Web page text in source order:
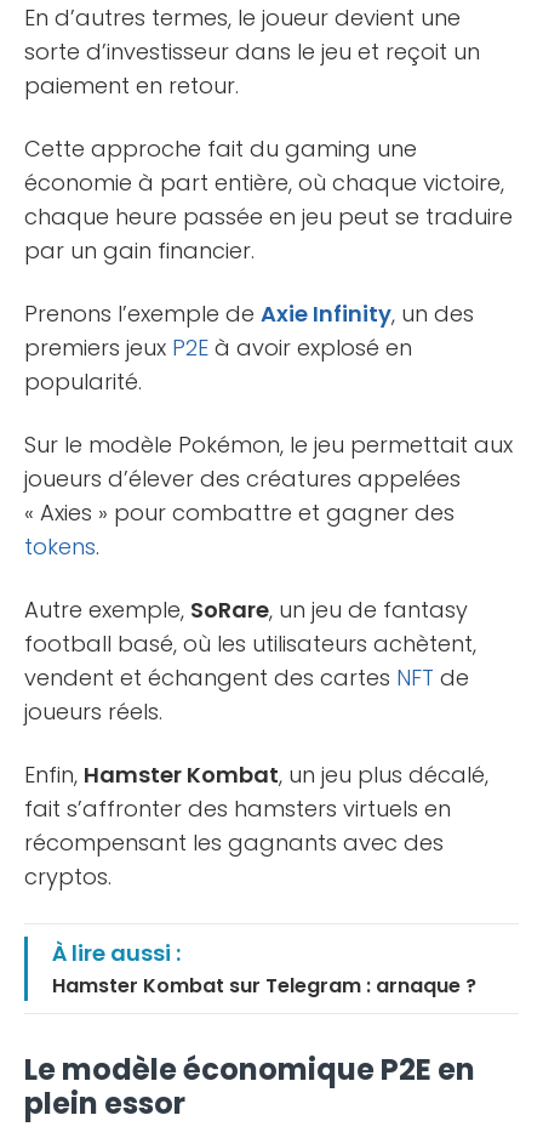
En d’autres termes, le joueur devient une
sorte d’investisseur dans le jeu et reçoit un
paiement en retour.
Cette approche fait du gaming une
économie à part entière, où chaque victoire,
chaque heure passée en jeu peut se traduire
par un gain financier.
Prenons l’exemple de Axie Infinity, un des
premiers jeux P2E à avoir explosé en
popularité.
Sur le modèle Pokémon, le jeu permettait aux
joueurs d’élever des créatures appelées
« Axies » pour combattre et gagner des
tokens.
Autre exemple, SoRare, un jeu de fantasy
football basé, où les utilisateurs achètent,
vendent et échangent des cartes NFT de
joueurs réels.
Enfin, Hamster Kombat, un jeu plus décalé,
fait s’affronter des hamsters virtuels en
récompensant les gagnants avec des
cryptos.
À lire aussi :
Hamster Kombat sur Telegram : arnaque ?
Le modèle économique P2E en
plein essor